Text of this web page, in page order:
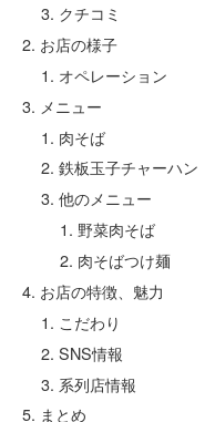
クチコミ
お店の様子
オペレーション
メニュー
肉そば
鉄板玉子チャーハン
他のメニュー
野菜肉そば
肉そばつけ麺
お店の特徴、魅力
こだわり
SNS情報
系列店情報
まとめ